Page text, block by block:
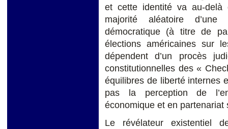
et cette identité va au-delà
majorité aléatoire d’une
démocratique (à titre de
élections américaines sur
dépendent d’un procès
constitutionnelles des «
équilibres de liberté internes
pas la perception de
économique et en partenariat
Le révélateur existentiel